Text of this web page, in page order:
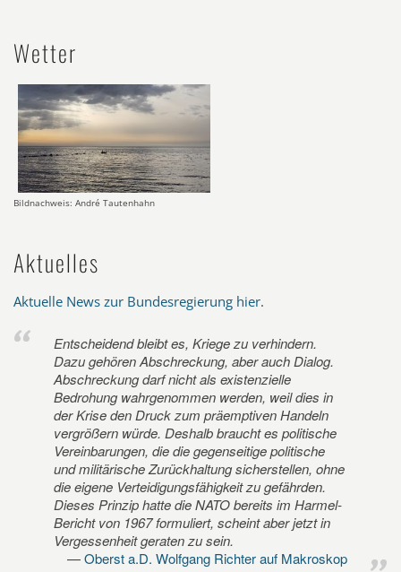
Wetter
Bildnachweis: André Tautenhahn
Aktuelles
Aktuelle News zur Bundesregierung hier.
Entscheidend bleibt es, Kriege zu verhindern.
Dazu gehören Abschreckung, aber auch Dialog.
Abschreckung darf nicht als existenzielle
Bedrohung wahrgenommen werden, weil dies in
der Krise den Druck zum präemptiven Handeln
vergrößern würde. Deshalb braucht es politische
Vereinbarungen, die die gegenseitige politische
und militärische Zurückhaltung sicherstellen, ohne
die eigene Verteidigungsfähigkeit zu gefährden.
Dieses Prinzip hatte die NATO bereits im Harmel-
Bericht von 1967 formuliert, scheint aber jetzt in
Vergessenheit geraten zu sein.
Oberst a.D. Wolfgang Richter auf Makroskop